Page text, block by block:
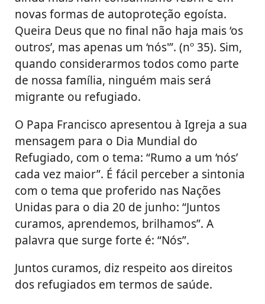
novas formas de autoproteção egoísta.
Queira Deus que no final não haja mais ‘os
outros’, mas apenas um ‘nós'”. (nº 35). Sim,
quando considerarmos todos como parte
de nossa família, ninguém mais será
migrante ou refugiado.
O Papa Francisco apresentou à Igreja a sua
mensagem para o Dia Mundial do
Refugiado, com o tema: “Rumo a um ‘nós’
cada vez maior”. É fácil perceber a sintonia
com o tema que proferido nas Nações
Unidas para o dia 20 de junho: “Juntos
curamos, aprendemos, brilhamos”. A
palavra que surge forte é: “Nós”.
Juntos curamos, diz respeito aos direitos
dos refugiados em termos de saúde.